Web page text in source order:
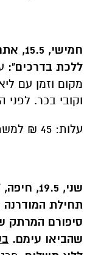
ללכת בדרכים":
מקום וזמן עם
וקובי בכר. לפני
עלות: 45 ₪ למשתתפ/ת. הרשמה
שני,
תחילת המודרנה
סיפורם המרתק
שהביאו עימם.